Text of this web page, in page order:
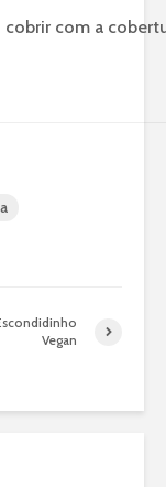
cobrir com a
Vegan